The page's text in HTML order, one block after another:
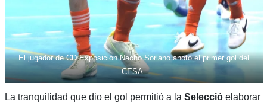
El jugador de CD Exposición Nacho Soriano anotó el primer gol del
CESA.
La tranquilidad que dio el gol permitió a la Seleccióelaborar